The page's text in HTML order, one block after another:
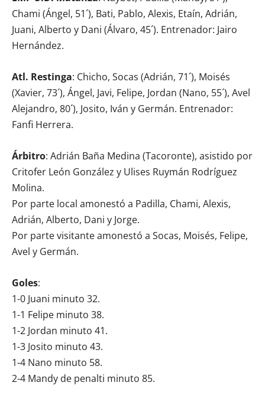
Chami (Ángel, 51´), Bati, Pablo, Alexis, Etaín, Adrián,
Juani, Alberto y Dani (Álvaro, 45´). Entrenador: Jairo
Hernández.
Atl. Restinga: Chicho, Socas (Adrián, 71´), Moisés
(Xavier, 73´), Ángel, Javi, Felipe, Jordan (Nano, 55´), Avel
Alejandro, 80´), Josito, Iván y Germán. Entrenador:
Fanfi Herrera.
Árbitro: Adrián Baña Medina (Tacoronte), asistido por
Critofer León González y Ulises Ruymán Rodríguez
Molina.
Por parte local amonestó a Padilla, Chami, Alexis,
Adrián, Alberto, Dani y Jorge.
Por parte visitante amonestó a Socas, Moisés, Felipe,
Avel y Germán.
Goles:
1-0 Juani minuto 32.
1-1 Felipe minuto 38.
1-2 Jordan minuto 41.
1-3 Josito minuto 43.
1-4 Nano minuto 58.
2-4 Mandy de penalti minuto 85.